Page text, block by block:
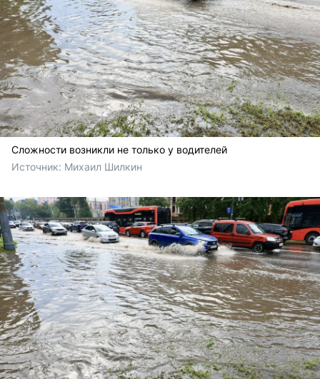
Сложности возникли не только у водителей
Источник: Михаил Шилкин